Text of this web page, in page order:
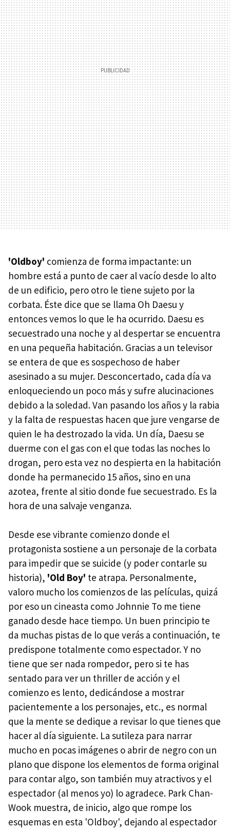
'Oldboy' comienza de forma impactante: un
hombre está a punto de caer al vacío desde lo alto
de un edificio, pero otro le tiene sujeto por la
corbata. Éste dice que se llama Oh Daesu y
entonces vemos lo que le ha ocurrido. Daesu es
secuestrado una noche y al despertar se encuentra
en una pequeña habitación. Gracias a un televisor
se entera de que es sospechoso de haber
asesinado a su mujer. Desconcertado, cada día va
enloqueciendo un poco más y sufre alucinaciones
debido a la soledad. Van pasando los años y la rabia
y la falta de respuestas hacen que jure vengarse de
quien le ha destrozado la vida. Un día, Daesu se
duerme con el gas con el que todas las noches lo
drogan, pero esta vez no despierta en la habitación
donde ha permanecido 15 años, sino en una
azotea, frente al sitio donde fue secuestrado. Es la
hora de una salvaje venganza.
Desde ese vibrante comienzo donde el
protagonista sostiene a un personaje de la corbata
para impedir que se suicide (y poder contarle su
historia), 'Old Boy' te atrapa. Personalmente,
valoro mucho los comienzos de las películas, quizá
por eso un cineasta como Johnnie To me tiene
ganado desde hace tiempo. Un buen principio te
da muchas pistas de lo que verás a continuación, te
predispone totalmente como espectador. Y no
tiene que ser nada rompedor, pero si te has
sentado para ver un thriller de acción y el
comienzo es lento, dedicándose a mostrar
pacientemente a los personajes, etc., es normal
que la mente se dedique a revisar lo que tienes que
hacer al día siguiente. La sutileza para narrar
mucho en pocas imágenes o abrir de negro con un
plano que dispone los elementos de forma original
para contar algo, son también muy atractivos y el
espectador (al menos yo) lo agradece. Park Chan-
Wook muestra, de inicio, algo que rompe los
esquemas en esta 'Oldboy', dejando al espectador